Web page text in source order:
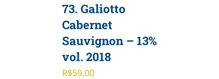
73. Galiotto
Cabernet
Sauvignon – 13%
vol. 2018
R$59,00